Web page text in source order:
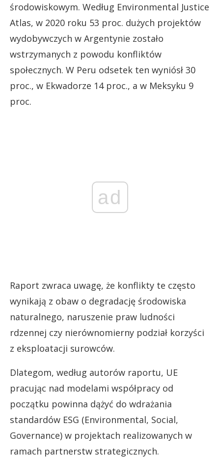
środowiskowym. Według Environmental Justice
Atlas, w 2020 roku 53 proc. dużych projektów
wydobywczych w Argentynie zostało
wstrzymanych z powodu konfliktów
społecznych. W Peru odsetek ten wyniósł 30
proc., w Ekwadorze 14 proc., a w Meksyku 9
proc.
ad
Raport zwraca uwagę, że konflikty te często
wynikają z obaw o degradację środowiska
naturalnego, naruszenie praw ludności
rdzennej czy nierównomierny podział korzyści
z eksploatacji surowców.
Dlategom, według autorów raportu, UE
pracując nad modelami współpracy od
początku powinna dążyć do wdrażania
standardów ESG (Environmental, Social,
Governance) w projektach realizowanych w
ramach partnerstw strategicznych.